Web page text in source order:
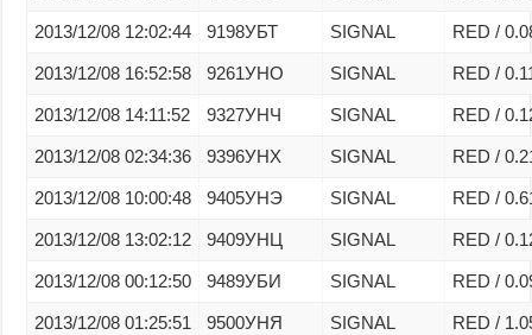
2013/12/08 12:02:44 9198УБТ SIGNAL RED /
2013/12/08 16:52:58 9261УНО SIGNAL RED /
2013/12/08 14:11:52 9327УНЧ SIGNAL RED /
2013/12/08 02:34:36 9396УНХ SIGNAL RED /
2013/12/08 10:00:48 9405УНЭ SIGNAL RED /
2013/12/08 13:02:12 9409УНЦ SIGNAL RED /
2013/12/08 00:12:50 9489УБИ SIGNAL RED /
2013/12/08 01:25:51 9500УНЯ SIGNAL RED /